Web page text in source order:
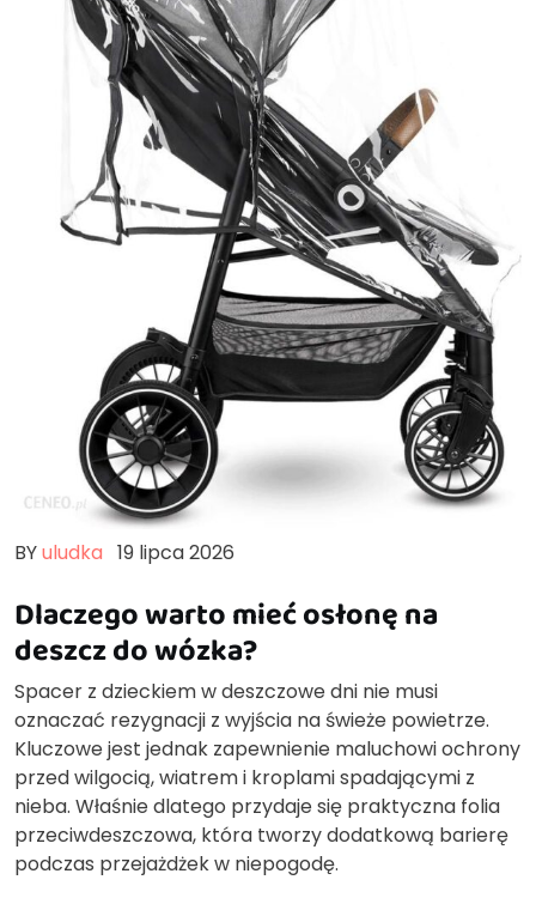
BYuludka 19 lipca 2026
Dlaczego warto mieć osłonę na
deszcz do wózka?
Spacer z dzieckiem w deszczowe dni nie musi
oznaczać rezygnacji z wyjścia na świeże powietrze.
Kluczowe jest jednak zapewnienie maluchowi ochrony
przed wilgocią, wiatrem i kroplami spadającymi z
nieba. Właśnie dlatego przydaje się praktyczna folia
przeciwdeszczowa, która tworzy dodatkową barierę
podczas przejażdżek w niepogodę.